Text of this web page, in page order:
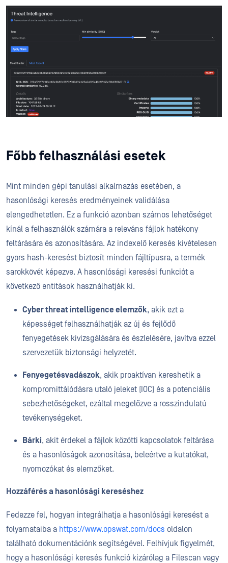
Főbb felhasználási esetek
Mint minden gépi tanulási alkalmazás esetében, a
hasonlósági keresés eredményeinek validálása
elengedhetetlen. Ez a funkció azonban számos lehetőséget
kínál a felhasználók számára a releváns fájlok hatékony
feltárására és azonosítására. Az indexelő keresés kivételesen
gyors hash-keresést biztosít minden fájltípusra, a termék
sarokkövét képezve. A hasonlósági keresési funkciót a
következő entitások használhatják ki.
Cyber threat intelligence elemzők, akik ezt a
képességet felhasználhatják az új és fejlődő
fenyegetések kivizsgálására és észlelésére, javítva ezzel
szervezetük biztonsági helyzetét.
Fenyegetésvadászok, akik proaktívan kereshetik a
kompromittálódásra utaló jeleket (IOC) és a potenciális
sebezhetőségeket, ezáltal megelőzve a rosszindulatú
tevékenységeket.
Bárki, akit érdekel a fájlok közötti kapcsolatok feltárása
és a hasonlóságok azonosítása, beleértve a kutatókat,
nyomozókat és elemzőket.
Hozzáférés a hasonlósági kereséshez
Fedezze fel, hogyan integrálhatja a hasonlósági keresést a
folyamataiba a https://www.opswat.com/docs oldalon
található dokumentációnk segítségével. Felhívjuk figyelmét,
hogy a hasonlósági keresés funkció kizárólag a Filescan vagy